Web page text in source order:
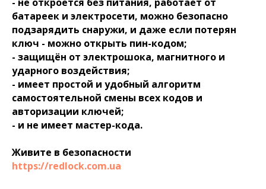
батареек и электросети, можно безопасно
подзарядить снаружи, и даже если потерян
ключ - можно открыть пин-кодом;
- защищён от электрошока, магнитного и
ударного воздействия;
- имеет простой и удобный алгоритм
самостоятельной смены всех кодов и
авторизации ключей;
- и не имеет мастер-кода.
Живите в безопасности
https://redlock.com.ua